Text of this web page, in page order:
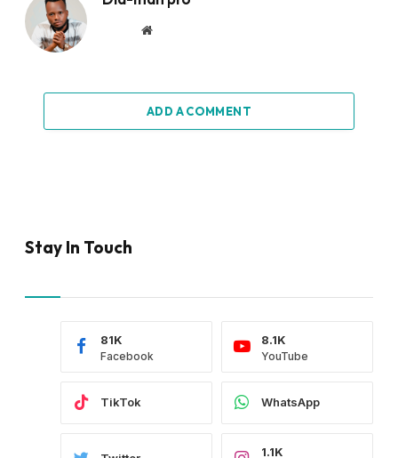
Website
ADD A COMMENT
Stay In Touch
Facebook
81K
YouTube
8.1K
TikTok WhatsApp
1.1K